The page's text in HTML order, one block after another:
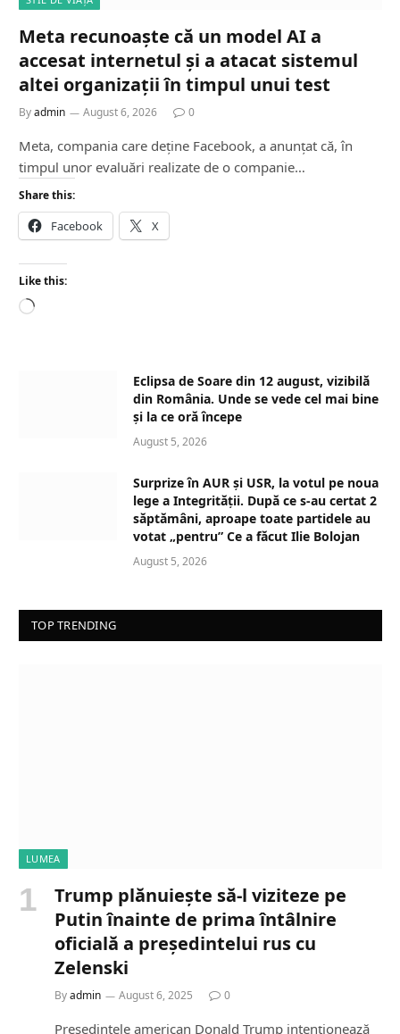
Meta recunoaște că un model AI a
accesat internetul și a atacat sistemul
altei organizații în timpul unui test
Byadmin August 6, 2026 0
Meta, compania care deține Facebook, a anunțat că, în
timpul unor evaluări realizate de o companie…
Share this:
Facebook X
Like this:
L
Eclipsa de Soare din 12 august, vizibilă
din România. Unde se vede cel mai bine
și la ce oră începe
August 5, 2026
Surprize în AUR și USR, la votul pe noua
lege a Integrității. După ce s-au certat 2
săptămâni, aproape toate partidele au
votat „pentru” Ce a făcut Ilie Bolojan
August 5, 2026
TOP TRENDING
LUMEA
Trump plănuiește să-l viziteze pe
Putin înainte de prima întâlnire
oficială a președintelui rus cu
Zelenski
Byadmin August 6, 2025 0
Președintele american Donald Trump intenționează